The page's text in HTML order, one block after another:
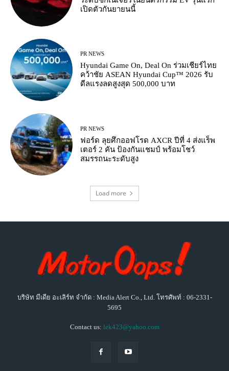
เปิดตัวกันยายนนี้
PR NEWS
Hyundai Game On, Deal On ร่วมเชียร์ไทย
คว้าชัย ASEAN Hyundai Cup™ 2026 รับ
ดีลแรงลดสูงสุด 500,000 บาท
PR NEWS
ฟอร์ด ลุยศึกออฟโรด AXCR ปีที่ 4 ส่งแร็พ
เตอร์ 2 คัน ป้องกันแชมป์ พร้อมโชว์
สมรรถนะระดับสูง
Load more
บริษัท มีเดีย อะเลิร์ท จำกัด : Media Alert Co., Ltd. โทรศัพท์ : 06-2331-
5695
Contact us: lek423@yahoo.com